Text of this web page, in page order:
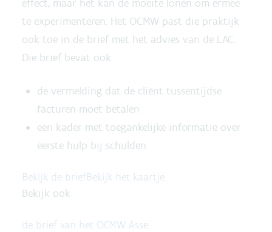
effect, maar het kan de moeite lonen om ermee
te experimenteren. Het OCMW past die praktijk
ook toe in de brief met het advies van de LAC.
Die brief bevat ook:
de vermelding dat de cliënt tussentijdse
facturen moet betalen
een kader met toegankelijke informatie over
eerste hulp bij schulden
Bekijk de briefBekijk het kaartje
Bekijk ook
de brief van het OCMW Asse